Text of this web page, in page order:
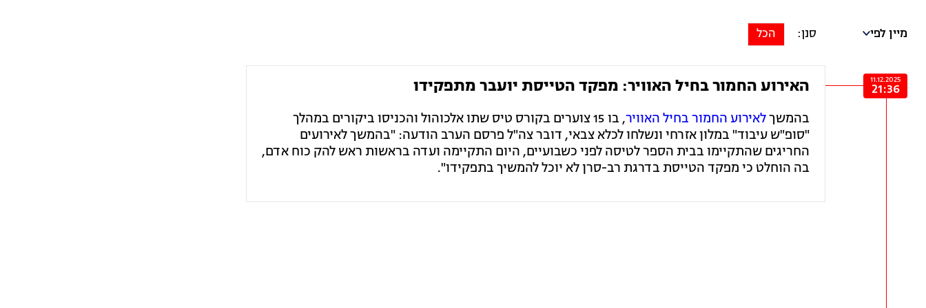
מיין לפי הכל
11.12.2025
21:36 האירוע החמור בחיל האוויר: מפקד הטייסת יועבר מתפקידו
בהמשךלאירוע החמור בחיל האוויר
, בו 15 צוערים בקורס טיס שתו אלכוהול והכניסו ביקורים במהלך
"סופ"ש עיבוד" במלון אזרחי ונשלחו לכלא צבאי, דובר צה"ל פרסם הערב הודעה: "בהמשך לאירועים
החריגים שהתקיימו בבית הספר לטיסה לפני כשבועיים, היום התקיימה ועדה בראשות ראש להק כוח אדם,
בה הוחלט כי מפקד הטייסת בדרגת רב-סרן לא יוכל להמשיך בתפקידו".